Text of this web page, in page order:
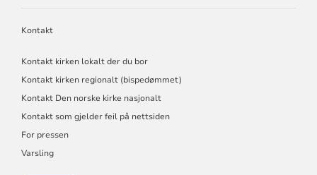
Kontakt
Kontakt kirken lokalt der du bor
Kontakt kirken regionalt (bispedømmet)
Kontakt Den norske kirke nasjonalt
Kontakt som gjelder feil på nettsiden
For pressen
Varsling